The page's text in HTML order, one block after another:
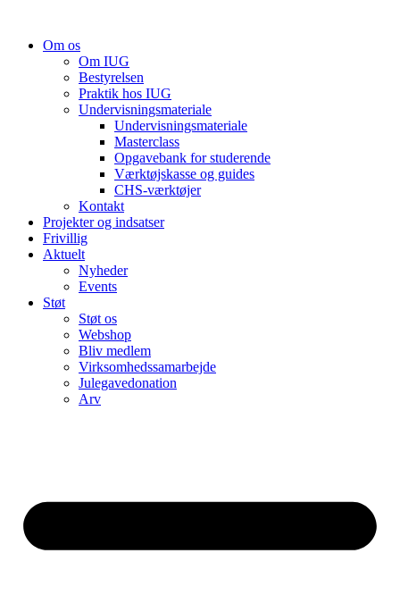
indholdOm os
Om IUG
Bestyrelsen
Praktik hos IUG
Undervisningsmateriale
Undervisningsmateriale
Masterclass
Opgavebank for studerende
Værktøjskasse og guides
CHS-værktøjer
Kontakt
Projekter og indsatser
Frivillig
Aktuelt
Nyheder
Events
Støt
Støt os
Webshop
Bliv medlem
Virksomhedssamarbejde
Julegavedonation
Arv